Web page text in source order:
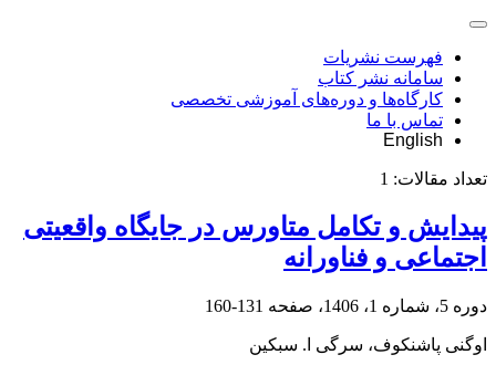
فهرست نشریات
سامانه نشر کتاب
کارگاه‌ها و دوره‌های آموزشی تخصصی
تماس با ما
English
تعداد مقالات: 1
پیدایش و تکامل متاورس در جایگاه واقعیتی
اجتماعی و فناورانه
دوره 5، شماره 1، 1406، صفحه 131-160
اوگنی پاشنکوف، سرگی ا. سبکین